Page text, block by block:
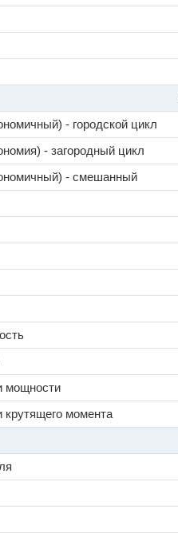
- городской цикл
- загородный цикл
- смешанный
мощности
момента